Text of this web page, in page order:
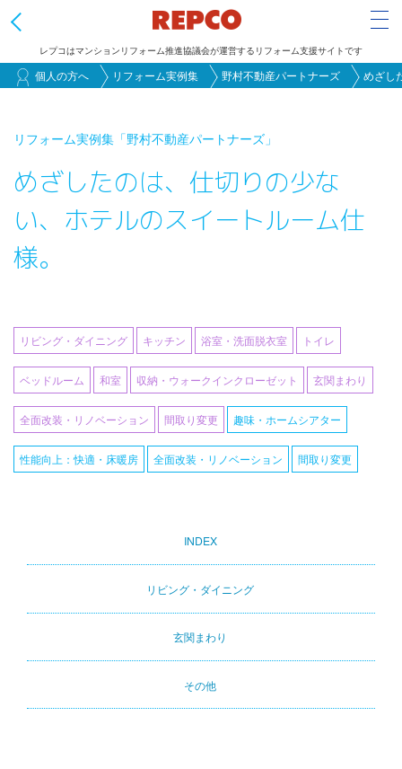
動
レプコはマンションリフォーム推進協議会が運営するリフォーム支援サイトです
個人の方へ リフォーム実例集 野村不動産パートナーズ めざし
リフォーム実例集 「野村不動産パートナーズ」
めざしたのは、仕切りの少な
い、ホテルのスイートルーム仕
様。
Primary
INDEX
リビング・ダイニング
玄関まわり
その他
趣味・ホームシアター
性能向上：快適・床暖房 全面改装・リノベーション 間取り変更
リビング・ダイニング キッチン 浴室・洗面脱衣室 トイレ
ベッドルーム 和室 収納・ウォークインクローゼット 玄関まわり
全面改装・リノベーション 間取り変更